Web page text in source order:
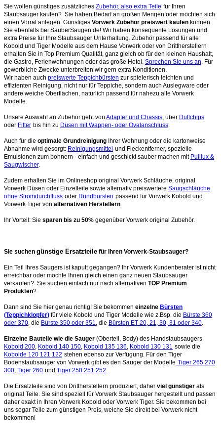
Sie wollen günstiges zusätzliches Zubehör, also extra Teile für Ihren
Staubsauger kaufen? Sie haben Bedarf an großen Mengen oder möchten sich
einen Vorrat anlegen. Günstiges Vorwerk Zubehör preiswert kaufen können
Sie ebenfalls bei SauberSaugen.de! Wir haben konsequente Lösungen und
extra Preise für Ihre Staubsauger Unterhaltung. Zubehör passend für alle
Kobold und Tiger Modelle aus dem Hause Vorwerk oder von Drittherstellern
erhalten Sie in Top Premium Qualität, ganz gleich ob für den kleinen Haushalt,
die Gastro, Ferienwohnungen oder das große Hotel. Sprechen Sie uns an . Für
gewerbliche Zwecke unterbreiten wir gern extra Konditionen.
Wir haben auch preiswerte Teppichbürsten zur spielerisch leichten und
effizienten Reinigung, nicht nur für Teppiche, sondern auch Auslegware oder
andere weiche Oberflächen, natürlich passend für nahezu alle Vorwerk
Modelle.
Unsere Auswahl an Zubehör geht von Adapter und Chassis , über Duftchips
oder Filter bis hin zu Düsen mit Wappen- oder Ovalanschluss
Auch für die optimale Grundreinigung Ihrer Wohnung oder die kartonweise
Abnahme wird gesorgt: Reinigungsmittel und Fleckentferner, spezielle
Emulsionen zum bohnern - einfach und geschickt sauber machen mit Pulilux &
Saugwischer.
Zudem erhalten Sie im Onlineshop original Vorwerk Schläuche, original
Vorwerk Düsen oder Einzelteile sowie alternativ preiswertere Saugschläuche
ohne Stromdurchfluss oder Rundbürsten passend für Vorwerk Kobold und
Vorwerk Tiger von alternativen Herstellern
Ihr Vorteil: Sie sparen bis zu 50% gegenüber Vorwerk original Zubehör.
Sie suchen günstige Ersatzteile für Ihren Vorwerk-Staubsauger?
Ein Teil Ihres Saugers ist kaputt gegangen? Ihr Vorwerk Kundenberater ist nicht
erreichbar oder möchte Ihnen gleich einen ganz neuen Staubsauger
verkaufen? Sie suchen einfach nur nach alternativen TOP Premium
Produkten?
Dann sind Sie hier genau richtig! Sie bekommen einzelne Bürsten
(Teppichklopfer) für viele Kobold und Tiger Modelle wie z.Bsp. die Bürste 360
oder 370 , die Bürste 350 oder 351 , die Bürsten ET 20, 21, 30, 31 oder 340
Einzelne Bauteile wie die Sauger (Oberteil, Body) des Handstaubsaugers
Kobold 200 Kobold 140 150 Kobold 135 136 Kobold 130 131 sowie die
Kobolde 120 121 122 stehen ebenso zur Verfügung. Für den Tiger
Bodenstaubsauger von Vorwerk gibt es den Sauger der Modelle Tiger 265 270
300 Tiger 260 und Tiger 250 251 252
Die Ersatzteile sind von Drittherstellern produziert, daher viel günstiger als
original Teile. Sie sind speziell für Vorwerk Staubsauger hergestellt und passen
daher exakt in Ihren Vorwerk Kobold oder Vorwerk Tiger. Sie bekommen bei
uns sogar Teile zum günstigen Preis, welche Sie direkt bei Vorwerk nicht
bekommen!